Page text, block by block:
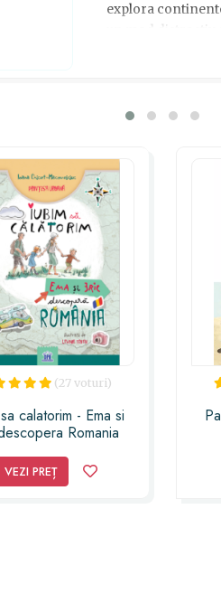
explora
un mod distractiv
(27 voturi)
calatorim - Ema si
Romania
VEZI PREȚ